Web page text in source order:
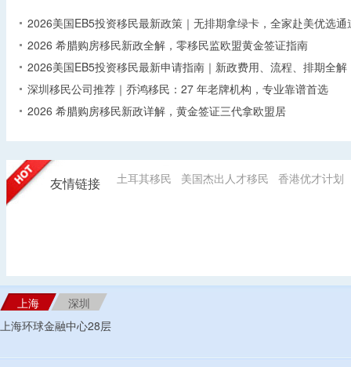
2026美国EB5投资移民最新政策｜无排期拿绿卡，全家赴美优选通
2026 希腊购房移民新政全解，零移民监欧盟黄金签证指南
2026美国EB5投资移民最新申请指南｜新政费用、流程、排期全解
深圳移民公司推荐｜乔鸿移民：27 年老牌机构，专业靠谱首选
2026 希腊购房移民新政详解，黄金签证三代拿欧盟居
友情链接 土耳其移民 美国杰出人才移民 香港优才计划
上海
深圳
上海环球金融中心28层